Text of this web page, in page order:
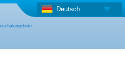
Deutsch